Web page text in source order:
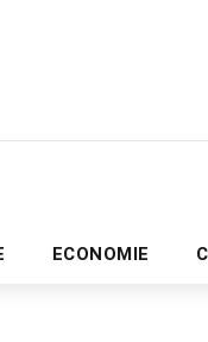
ECONOMIE